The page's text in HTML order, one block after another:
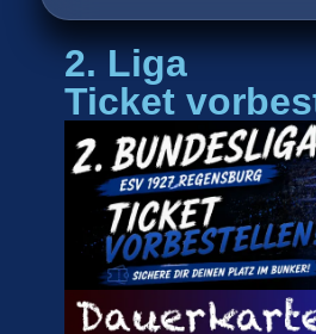
2. Liga
Ticket